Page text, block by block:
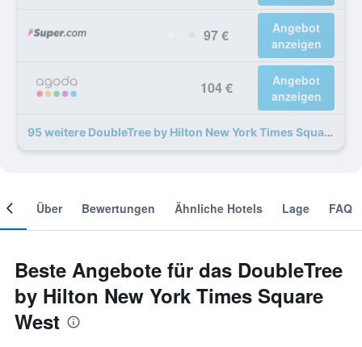
97 €
Angebot
anzeigen
104 €
Angebot
anzeigen
95 weitere DoubleTree by Hilton New York Times Square West Angebote
Über Bewertungen Ähnliche Hotels Lage FAQ
Beste Angebote für das DoubleTree
by Hilton New York Times Square
West